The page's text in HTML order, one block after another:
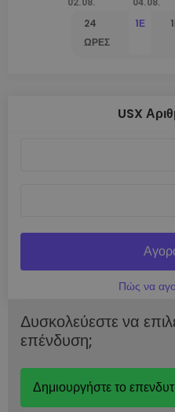
24
ΏΡΕΣ
1Ε
USX
Πώς να
Δυσκολεύεστε να
επένδυση;
Δημιουργήστε το